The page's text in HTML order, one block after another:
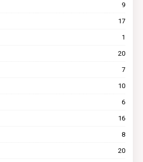
9
17
1
20
7
10
6
16
8
20